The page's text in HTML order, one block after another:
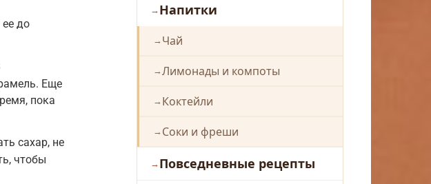
до
Еще
пока
сахар, не
чтобы
Напитки
Чай
Лимонады и компоты
Коктейли
Соки и фреши
Повседневные рецепты